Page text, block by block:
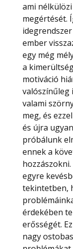
ami
megértését.
ember
egy még
a
motiváció
valószínűleg
valami
meg, és
és újra
próbálunk
ennek a
egyre
tekintetben,
érdekében
erősségét.
nagy